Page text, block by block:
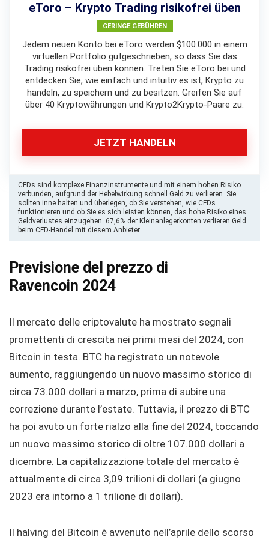
eToro – Krypto Trading risikofrei üben
GERINGE GEBÜHREN
Jedem neuen Konto bei eToro werden $100.000 in einem
virtuellen Portfolio gutgeschrieben, so dass Sie das
Trading risikofrei üben können. Treten Sie eToro bei und
entdecken Sie, wie einfach und intuitiv es ist, Krypto zu
handeln, zu speichern und zu besitzen. Greifen Sie auf
über 40 Kryptowährungen und Krypto2Krypto-Paare zu.
JETZT HANDELN
CFDs sind komplexe Finanzinstrumente und mit einem hohen Risiko
verbunden, aufgrund der Hebelwirkung schnell Geld zu verlieren. Sie
sollten inne halten und überlegen, ob Sie verstehen, wie CFDs
funktionieren und ob Sie es sich leisten können, das hohe Risiko eines
Geldverlustes einzugehen. 67,6% der Kleinanlegerkonten verlieren Geld
beim CFD-Handel mit diesem Anbieter.
Previsione del prezzo di
Ravencoin 2024
Il mercato delle criptovalute ha mostrato segnali
promettenti di crescita nei primi mesi del 2024, con
Bitcoin in testa. BTC ha registrato un notevole
aumento, raggiungendo un nuovo massimo storico di
circa 73.000 dollari a marzo, prima di subire una
correzione durante l’estate. Tuttavia, il prezzo di BTC
ha poi avuto un forte rialzo alla fine del 2024, toccando
un nuovo massimo storico di oltre 107.000 dollari a
dicembre. La capitalizzazione totale del mercato è
attualmente di circa 3,09 trilioni di dollari (a giugno
2023 era intorno a 1 trilione di dollari).
Il halving del Bitcoin è avvenuto nell’aprile dello scorso